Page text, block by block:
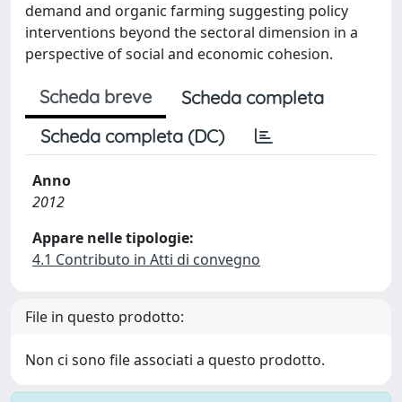
demand and organic farming suggesting policy
interventions beyond the sectoral dimension in a
perspective of social and economic cohesion.
Scheda breve
Scheda completa
Scheda completa (DC)
Anno
2012
Appare nelle tipologie:
4.1 Contributo in Atti di convegno
File in questo prodotto:
Non ci sono file associati a questo prodotto.